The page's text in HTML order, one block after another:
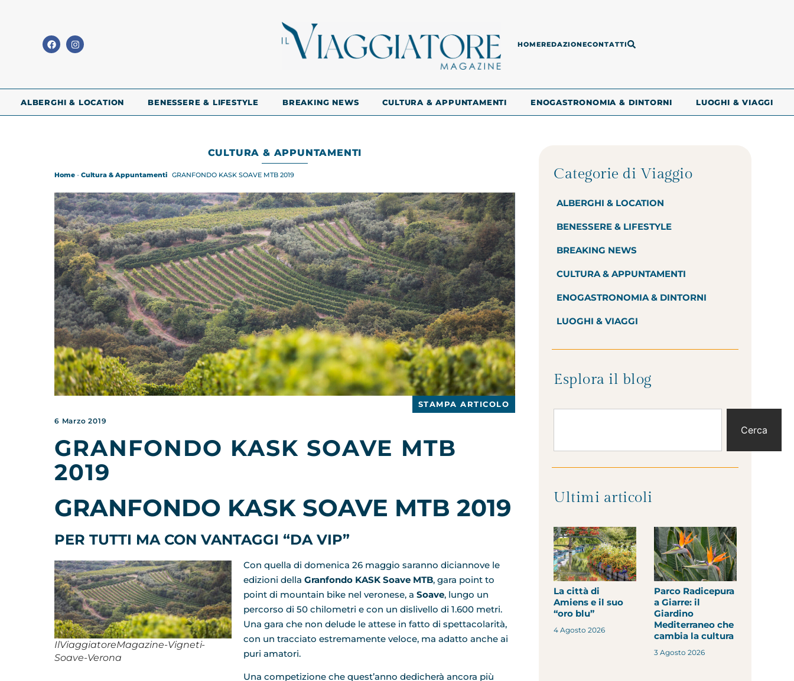
HOMEREDAZIONECONTATTI
ALBERGHI & LOCATION BENESSERE & LIFESTYLE BREAKING NEWS CULTURA & APPUNTAMENTI ENOGASTRONOMIA & DINTORNI LUOGHI & VIAGGI
CULTURA & APPUNTAMENTI
Home - Cultura & Appuntamenti GRANFONDO KASK SOAVE MTB 2019
STAMPA ARTICOLO
6 Marzo 2019
GRANFONDO KASK SOAVE MTB
2019
GRANFONDO KASK SOAVE MTB 2019
PER TUTTI MA CON VANTAGGI “DA VIP”
IlViaggiatoreMagazine-Vigneti-
Soave-Verona
Con quella di domenica 26 maggio saranno diciannove le
edizioni della Granfondo KASK Soave MTB, gara point to
point di mountain bike nel veronese, a Soave, lungo un
percorso di 50 chilometri e con un dislivello di 1.600 metri.
Una gara che non delude le attese in fatto di spettacolarità,
con un tracciato estremamente veloce, ma adatto anche ai
puri amatori.
Una competizione che quest’anno dedicherà ancora più
Categorie di Viaggio
ALBERGHI & LOCATION
BENESSERE & LIFESTYLE
BREAKING NEWS
CULTURA & APPUNTAMENTI
ENOGASTRONOMIA & DINTORNI
LUOGHI & VIAGGI
Esplora il blog
Cerca
Ultimi articoli
La città di
Amiens e il suo
“oro blu”
4 Agosto 2026
Parco Radicepura
a Giarre: il
Giardino
Mediterraneo che
cambia la cultura
3 Agosto 2026